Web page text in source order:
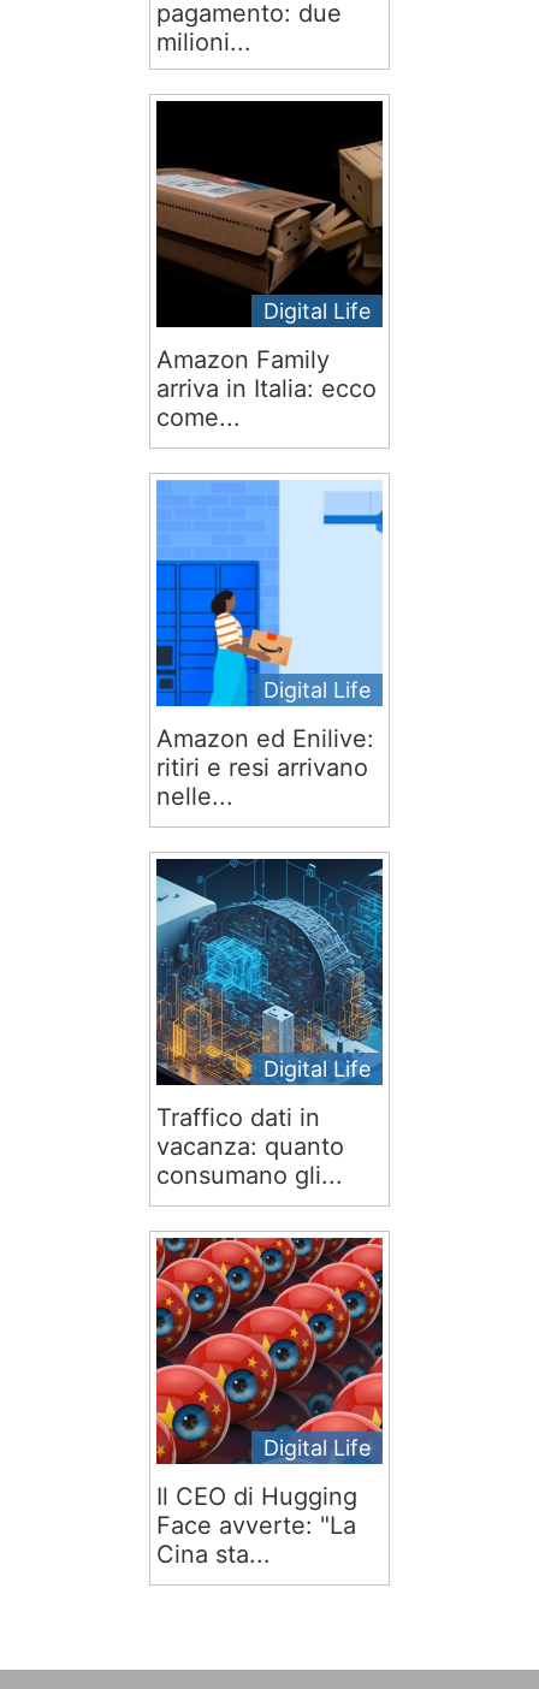
pagamento: due
milioni...
Digital Life
Amazon Family
arriva in Italia: ecco
come...
Digital Life
Amazon ed Enilive:
ritiri e resi arrivano
nelle...
Digital Life
Traffico dati in
vacanza: quanto
consumano gli...
Digital Life
Il CEO di Hugging
Face avverte: "La
Cina sta...